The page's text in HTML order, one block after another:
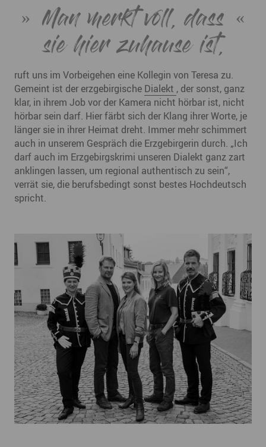
Man merkt voll, dass
sie hier zuhause ist,
ruft uns im Vorbeigehen eine Kollegin von Teresa zu.
Gemeint ist der erzgebirgische Dialekt , der sonst, ganz
klar, in ihrem Job vor der Kamera nicht hörbar ist, nicht
hörbar sein darf. Hier färbt sich der Klang ihrer Worte, je
länger sie in ihrer Heimat dreht. Immer mehr schimmert
auch in unserem Gespräch die Erzgebirgerin durch. „Ich
darf auch im Erzgebirgskrimi unseren Dialekt ganz zart
anklingen lassen, um regional authentisch zu sein“,
verrät sie, die berufsbedingt sonst bestes Hochdeutsch
spricht.